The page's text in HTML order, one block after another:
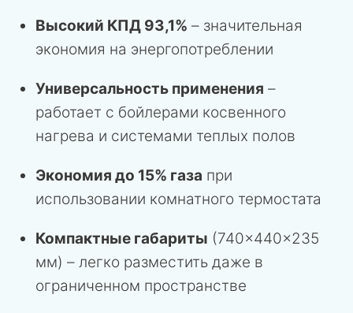
Высокий КПД 93,1% – значительная
экономия на энергопотреблении
Универсальность применения –
работает с бойлерами косвенного
нагрева и системами теплых полов
Экономия до 15% газа при
использовании комнатного термостата
Компактные габариты (740×440×235
мм) – легко разместить даже в
ограниченном пространстве